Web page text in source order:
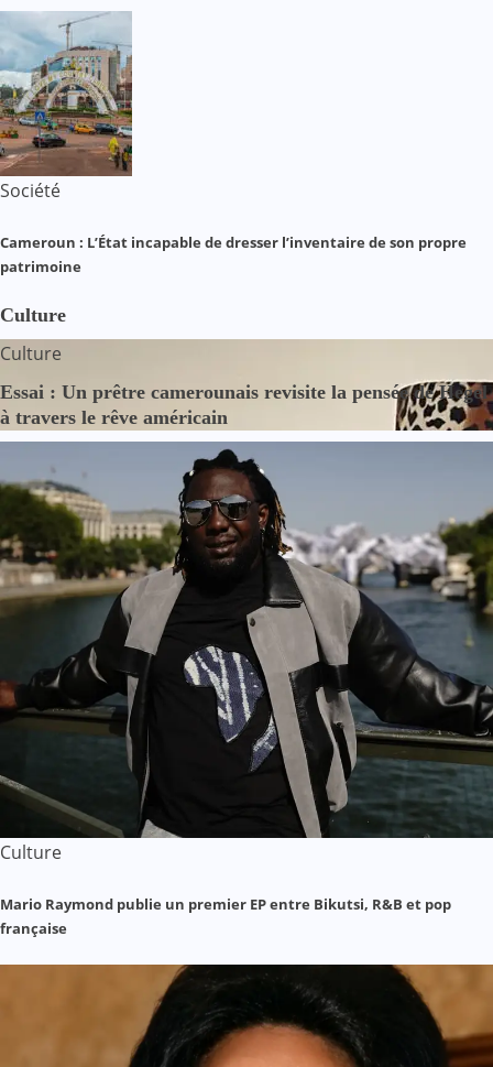
Société
Cameroun : L’État incapable de dresser l’inventaire de son propre
patrimoine
Culture
Culture
Essai : Un prêtre camerounais revisite la pensée de Hegel
à travers le rêve américain
Culture
Mario Raymond publie un premier EP entre Bikutsi, R&B et pop
française